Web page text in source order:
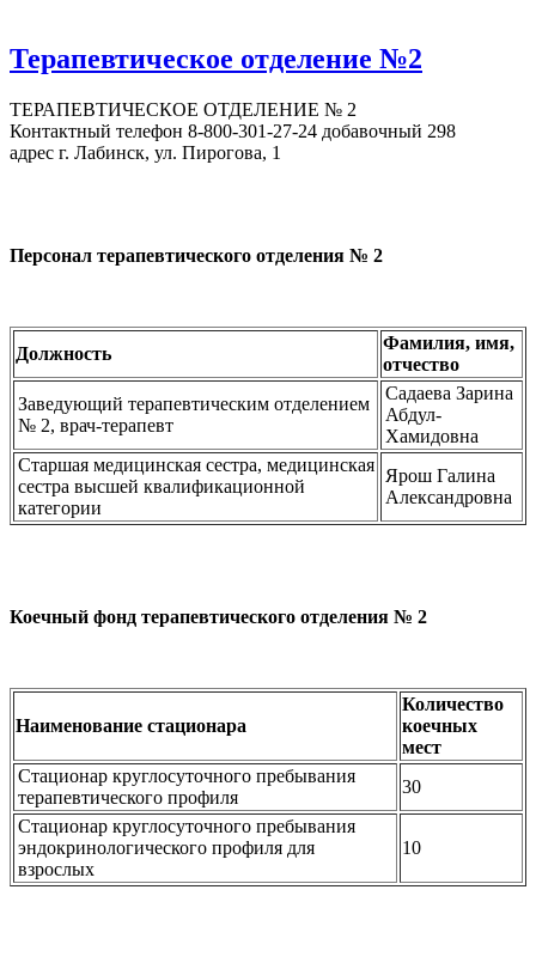
Терапевтическое отделение №2
ТЕРАПЕВТИЧЕСКОЕ ОТДЕЛЕНИЕ № 2
Контактный телефон 8-800-301-27-24 добавочный 298
адрес г. Лабинск, ул. Пирогова, 1
Персонал терапевтического отделения № 2
Должность
Фамилия, имя,
отчество
Заведующий терапевтическим отделением
№ 2, врач-терапевт
Садаева Зарина
Абдул-
Хамидовна
Старшая медицинская сестра, медицинская
сестра высшей квалификационной
категории
Ярош Галина
Александровна
Коечный фонд терапевтического отделения № 2
Наименование стационара
Количество
коечных
мест
Стационар круглосуточного пребывания
терапевтического профиля
30
Стационар круглосуточного пребывания
эндокринологического профиля для
взрослых
10